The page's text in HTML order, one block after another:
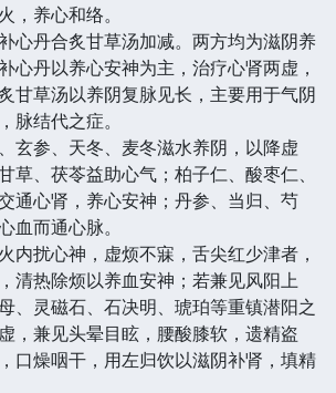
，养心和络。
心丹合炙甘草汤加减。两方均为滋阴养
心丹以养心安神为主，治疗心肾两虚，
甘草汤以养阴复脉见长，主要用于气阴
脉结代之症。
玄参、天冬、麦冬滋水养阴，以降虚
草、茯苓益助心气；柏子仁、酸枣仁、
通心肾，养心安神；丹参、当归、芍
血而通心脉。
内扰心神，虚烦不寐，舌尖红少津者，
清热除烦以养血安神；若兼见风阳上
、灵磁石、石决明、琥珀等重镇潜阳之
，兼见头晕目眩，腰酸膝软，遗精盗
口燥咽干，用左归饮以滋阴补肾，填精